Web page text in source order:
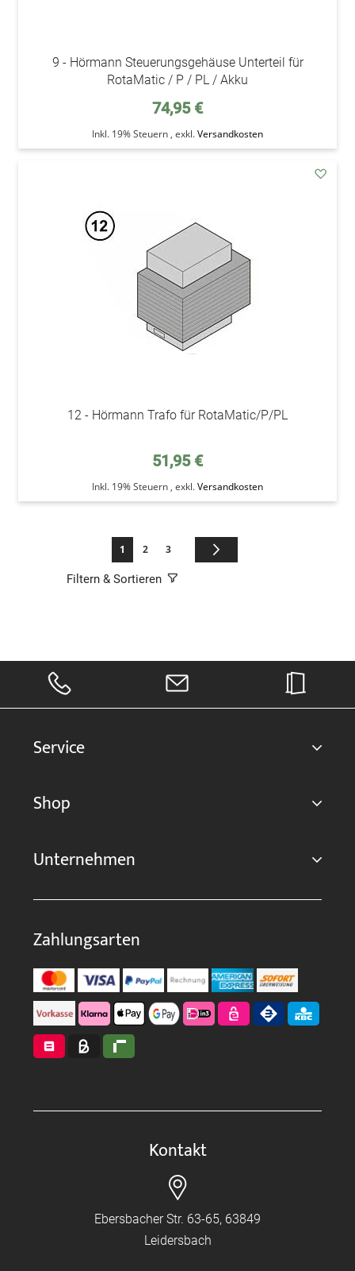
9 - Hörmann Steuerungsgehäuse Unterteil für
RotaMatic / P / PL / Akku
74,95 €
Inkl. 19% Steuern , exkl.Versandkosten
12 - Hörmann Trafo für RotaMatic/P/PL
51,95 €
Inkl. 19% Steuern , exkl.Versandkosten
Seite
Sie lesen gerade die Seite
1 Seite
2 Seite
3
Filtern & Sortieren
Service
Shop
Unternehmen
Zahlungsarten
Kontakt
Ebersbacher Str. 63-65, 63849
Leidersbach